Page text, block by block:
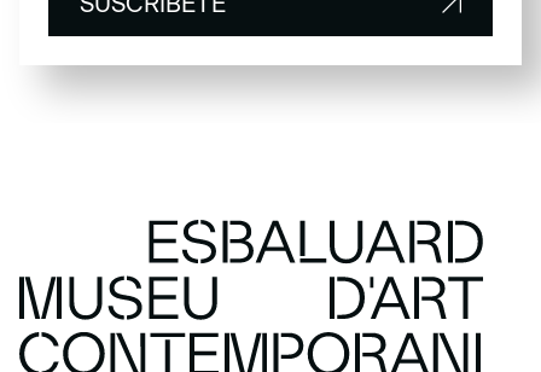
SUSCRÍBETE